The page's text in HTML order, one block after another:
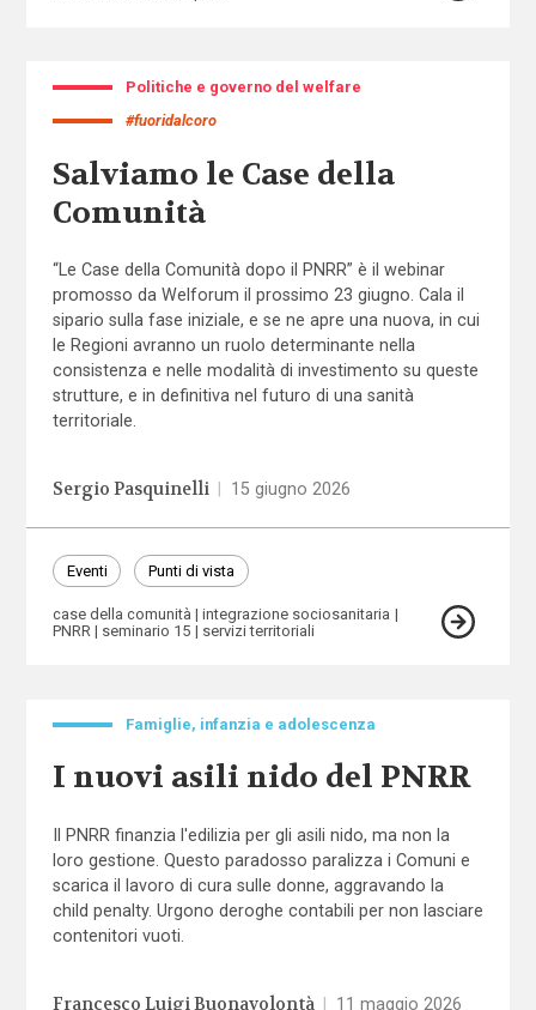
Politiche e governo del welfare
#fuoridalcoro
Salviamo le Case della
Comunità
“Le Case della Comunità dopo il PNRR” è il webinar
promosso da Welforum il prossimo 23 giugno. Cala il
sipario sulla fase iniziale, e se ne apre una nuova, in cui
le Regioni avranno un ruolo determinante nella
consistenza e nelle modalità di investimento su queste
strutture, e in definitiva nel futuro di una sanità
territoriale.
Sergio Pasquinelli 15 giugno 2026
Eventi Punti di vista
case della comunità
integrazione sociosanitaria
PNRR
seminario 15 servizi territoriali
Famiglie, infanzia e adolescenza
I nuovi asili nido del PNRR
Il PNRR finanzia l'edilizia per gli asili nido, ma non la
loro gestione. Questo paradosso paralizza i Comuni e
scarica il lavoro di cura sulle donne, aggravando la
child penalty. Urgono deroghe contabili per non lasciare
contenitori vuoti.
Francesco Luigi Buonavolontà 11 maggio 2026